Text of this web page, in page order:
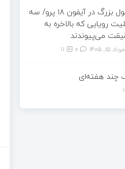
تحول بزرگ در آیفون ۱۸ پرو/ سه
رویایی که بالاخره به
می‌پیوندند
مرداد ۱۵, ۱۴۰۵ 11
چند هفته‌ای